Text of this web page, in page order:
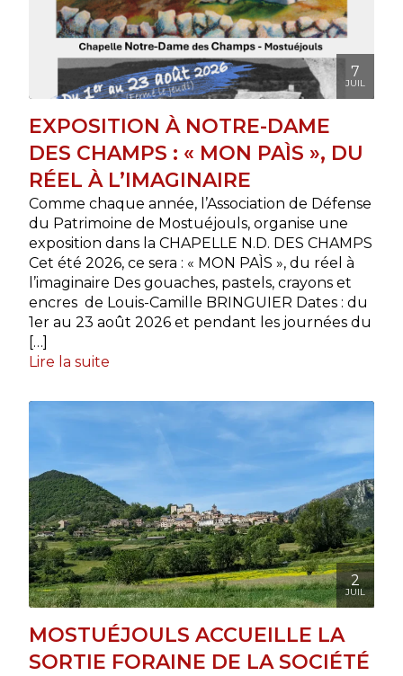
7
JUIL
EXPOSITION À NOTRE-DAME
DES CHAMPS : « MON PAÌS », DU
RÉEL À L’IMAGINAIRE
Comme chaque année, l’Association de Défense
du Patrimoine de Mostuéjouls, organise une
exposition dans la CHAPELLE N.D. DES CHAMPS
Cet été 2026, ce sera : « MON PAÌS », du réel à
l’imaginaire Des gouaches, pastels, crayons et
encres de Louis-Camille BRINGUIER Dates : du
1er au 23 août 2026 et pendant les journées du
[…]
Lire la suite
2
JUIL
MOSTUÉJOULS ACCUEILLE LA
SORTIE FORAINE DE LA SOCIÉTÉ